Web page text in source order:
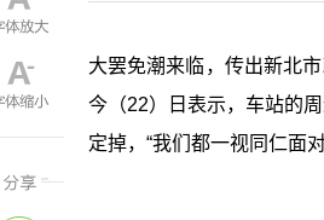
大罢免潮来临，传出新北
今（22）日表示，车站的
定掉，“我们都一视同仁面对